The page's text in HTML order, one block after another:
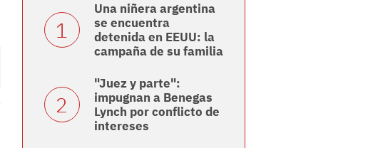
Una niñera argentina
se encuentra
detenida en EEUU: la
campaña de su familia
"Juez y parte":
impugnan a Benegas
Lynch por conflicto de
intereses